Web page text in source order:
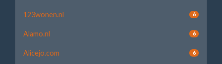
123wonen.nl 6
Alamo.nl 6
Alicejo.com 6